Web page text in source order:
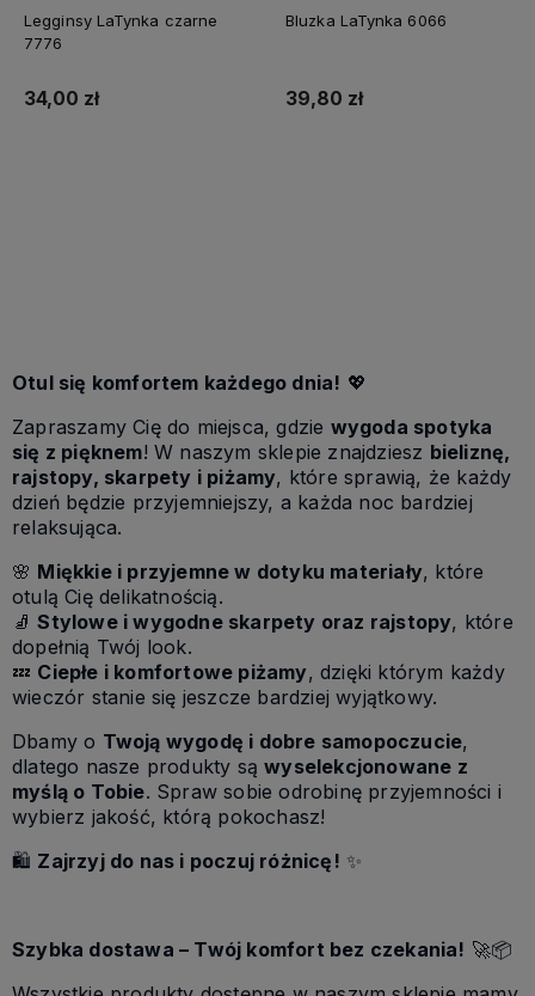
Legginsy LaTynka czarne
7776
34,00 zł
Bluzka LaTynka 6066
39,80 zł
Otul się komfortem każdego dnia! 💖
Zapraszamy Cię do miejsca, gdzie wygoda spotyka
się z pięknem! W naszym sklepie znajdziesz bieliznę,
rajstopy, skarpety i piżamy, które sprawią, że każdy
dzień będzie przyjemniejszy, a każda noc bardziej
relaksująca.
🌸 Miękkie i przyjemne w dotyku materiały, które
otulą Cię delikatnością.
🧦Stylowe i wygodne skarpety oraz rajstopy, które
dopełnią Twój look.
💤 Ciepłe i komfortowe piżamy, dzięki którym każdy
wieczór stanie się jeszcze bardziej wyjątkowy.
Dbamy o Twoją wygodę i dobre samopoczucie,
dlatego nasze produkty sąwyselekcjonowane z
myślą o Tobie. Spraw sobie odrobinę przyjemności i
wybierz jakość, którą pokochasz!
🛍 Zajrzyj do nas i poczuj różnicę! ✨
Szybka dostawa – Twój komfort bez czekania! 🚀📦